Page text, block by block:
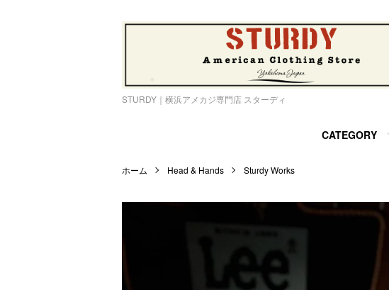
STURDY｜横浜アメカジ専門店 スターディ
CATEGORY
ホーム Head & Hands Sturdy Works